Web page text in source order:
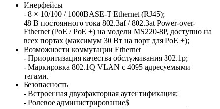
Инерфейсы
- 8 × 10/100 / 1000BASE-T Ethernet (RJ45);
48 В постоянного тока 802.3af / 802.3at Power-over-
Ethernet (PoE / PoE +) на модели MS220-8P, доступно на
всех портах (максимум 30 Вт на порт для PoE +);
Возможности коммутации Ethernet
- Приоритизация качества обслуживания 802.1p;
- Маркировка 802.1Q VLAN с 4095 адресуемыми
тегами.
Безопасность
- Встроенная двухфакторная аутентификация;
- Ролевое администрирование$